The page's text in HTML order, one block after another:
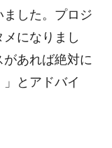
した。プロジ
になりまし
あれば絶対に
とアドバイ